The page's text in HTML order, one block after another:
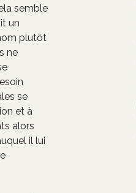
semble
un
plutôt
ne
se
et à
alors
il lui